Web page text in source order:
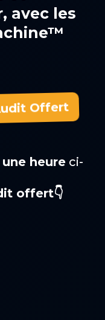
avec les
Offert
heureci-
offert👇